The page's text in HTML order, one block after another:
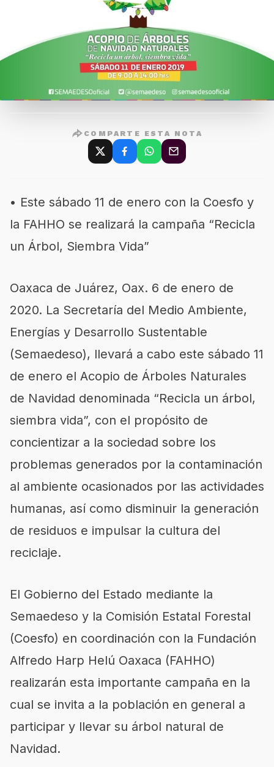
COMPARTE ESTA NOTA
• Este sábado 11 de enero con la Coesfo y
la FAHHO se realizará la campaña “Recicla
un Árbol, Siembra Vida”
Oaxaca de Juárez, Oax. 6 de enero de
2020. La Secretaría del Medio Ambiente,
Energías y Desarrollo Sustentable
(Semaedeso), llevará a cabo este sábado 11
de enero el Acopio de Árboles Naturales
de Navidad denominada “Recicla un árbol,
siembra vida”, con el propósito de
concientizar a la sociedad sobre los
problemas generados por la contaminación
al ambiente ocasionados por las actividades
humanas, así como disminuir la generación
de residuos e impulsar la cultura del
reciclaje.
El Gobierno del Estado mediante la
Semaedeso y la Comisión Estatal Forestal
(Coesfo) en coordinación con la Fundación
Alfredo Harp Helú Oaxaca (FAHHO)
realizarán esta importante campaña en la
cual se invita a la población en general a
participar y llevar su árbol natural de
Navidad.